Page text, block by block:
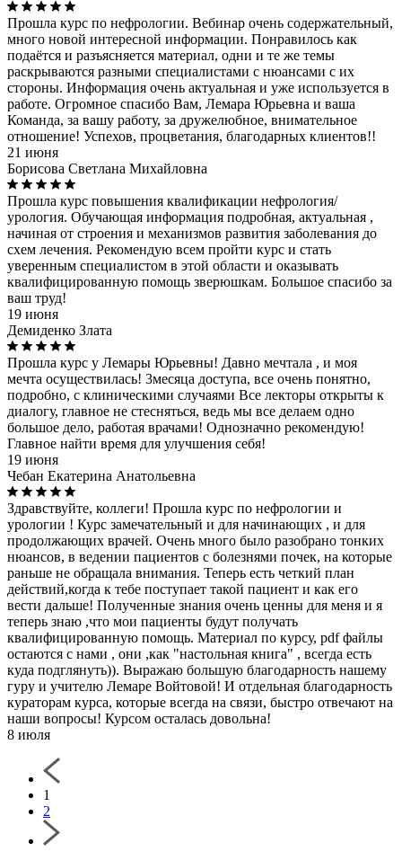
Прошла курс по нефрологии. Вебинар очень содержательный,
много новой интересной информации. Понравилось как
подаётся и разъясняется материал, одни и те же темы
раскрываются разными специалистами с нюансами с их
стороны. Информация очень актуальная и уже используется в
работе. Огромное спасибо Вам, Лемара Юрьевна и ваша
Команда, за вашу работу, за дружелюбное, внимательное
отношение! Успехов, процветания, благодарных клиентов!!
21 июня
Борисова Светлана Михайловна
Прошла курс повышения квалификации нефрология/
урология. Обучающая информация подробная, актуальная ,
начиная от строения и механизмов развития заболевания до
схем лечения. Рекомендую всем пройти курс и стать
уверенным специалистом в этой области и оказывать
квалифицированную помощь зверюшкам. Большое спасибо за
ваш труд!
19 июня
Демиденко Злата
Прошла курс у Лемары Юрьевны! Давно мечтала , и моя
мечта осуществилась! 3месяца доступа, все очень понятно,
подробно, с клиническими случаями Все лекторы открыты к
диалогу, главное не стесняться, ведь мы все делаем одно
большое дело, работая врачами! Однозначно рекомендую!
Главное найти время для улучшения себя!
19 июня
Чебан Екатерина Анатольевна
Здравствуйте, коллеги! Прошла курс по нефрологии и
урологии ! Курс замечательный и для начинающих , и для
продолжающих врачей. Очень много было разобрано тонких
нюансов, в ведении пациентов с болезнями почек, на которые
раньше не обращала внимания. Теперь есть четкий план
действий,когда к тебе поступает такой пациент и как его
вести дальше! Полученные знания очень ценны для меня и я
теперь знаю ,что мои пациенты будут получать
квалифицированную помощь. Материал по курсу, pdf файлы
остаются с нами , они ,как "настольная книга" , всегда есть
куда подглянуть)). Выражаю большую благодарность нашему
гуру и учителю Лемаре Войтовой! И отдельная благодарность
кураторам курса, которые всегда на связи, быстро отвечают на
наши вопросы! Курсом осталась довольна!
8 июля
1
2